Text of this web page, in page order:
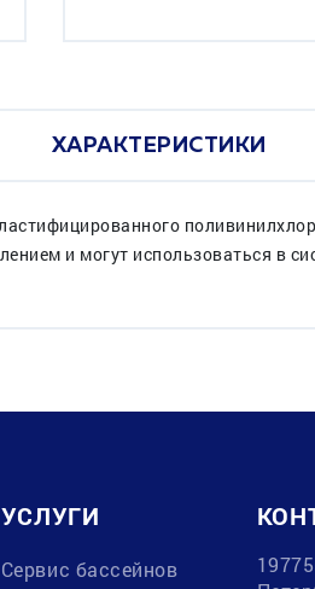
ХАРАКТЕРИСТИКИ
и могут использоваться в
УСЛУГИ
Сервис бассейнов